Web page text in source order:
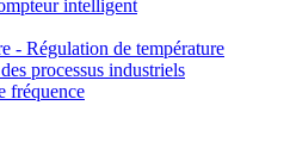
intelligent
- Régulation de température
processus industriels
fréquence